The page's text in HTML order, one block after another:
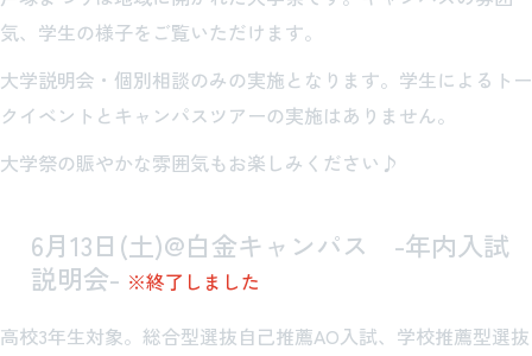
気、学生の様子をご覧いただけます。
大学説明会・個別相談のみの実施となります。学生によるトー
クイベントとキャンパスツアーの実施はありません。
大学祭の賑やかな雰囲気もお楽しみください♪
6月13日(土)@白金キャンパス -年内入試
説明会- ※終了しました
高校3年生対象。総合型選抜自己推薦AO入試、学校推薦型選抜